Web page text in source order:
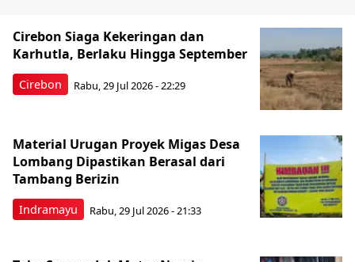
Cirebon
Cirebon Siaga Kekeringan dan
Karhutla, Berlaku Hingga September
Rabu, 29 Jul 2026 - 22:29
Indramayu
Material Urugan Proyek Migas Desa
Lombang Dipastikan Berasal dari
Tambang Berizin
Rabu, 29 Jul 2026 - 21:33